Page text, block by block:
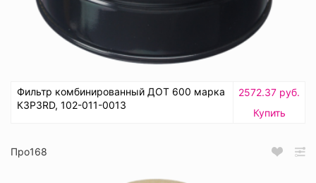
Фильтр комбинированный ДОТ 600 марка
К3Р3RD, 102-011-0013
2572.37 руб.
Купить
Про168